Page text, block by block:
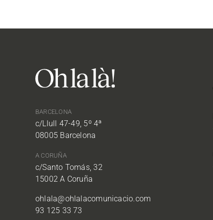
BARCELONA
c/Llull 47-49, 5º 4ª
08005 Barcelona
A CORUÑA
c/Santo Tomás, 32
15002 A Coruña
ohlala@ohlalacomunicacio.com
93 125 33 73